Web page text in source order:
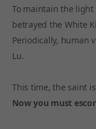
To maintain the light
betrayed the White
Periodically, human
Lu.
This time, the saint
Now you must